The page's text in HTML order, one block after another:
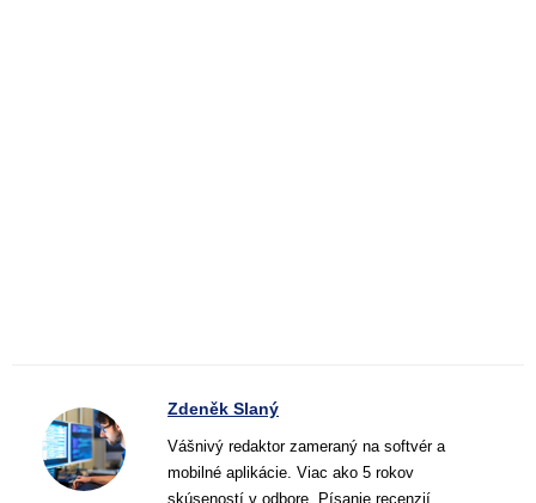
Zdeněk Slaný
Vášnivý redaktor zameraný na softvér a
mobilné aplikácie. Viac ako 5 rokov
skúseností v odbore. Písanie recenzií,